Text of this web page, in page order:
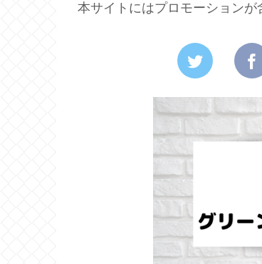
本サイトにはプロモーションが